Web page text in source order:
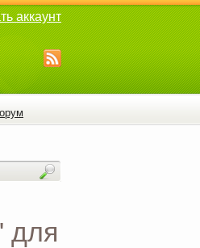
аккаунт
для